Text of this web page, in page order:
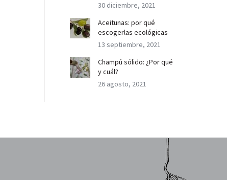
30 diciembre, 2021
Aceitunas: por qué
escogerlas ecológicas
13 septiembre, 2021
Champú sólido: ¿Por qué
y cuál?
26 agosto, 2021